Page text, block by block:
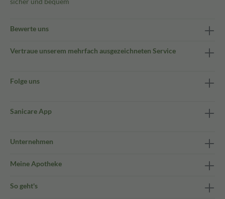
Bewerte uns
Vertraue unserem mehrfach ausgezeichneten Service
Folge uns
Sanicare App
Unternehmen
Meine Apotheke
So geht's